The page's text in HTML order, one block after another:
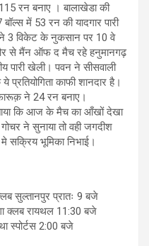
रन बनाए । बालाखेडा की
में 53 रन की यादगार पारी
ने 3 विकेट के नुकसान पर 10 वे
और से मैंन ऑफ द मैच रहे हनुमानगढ़
पारी खेली। पवन ने सीसवाली
प्रतियोगिता काफी शानदार है।
ने 24 रन बनाए।
कि आज के मैच का आँखों देखा
ने सुनाया तो वही जगदीश
सक्रिय भूमिका निभाई।
सुल्तानपुर प्रातः 9 बजे
क्लब रायथल 11:30 बजे
स्पोर्टस 2:00 बजे